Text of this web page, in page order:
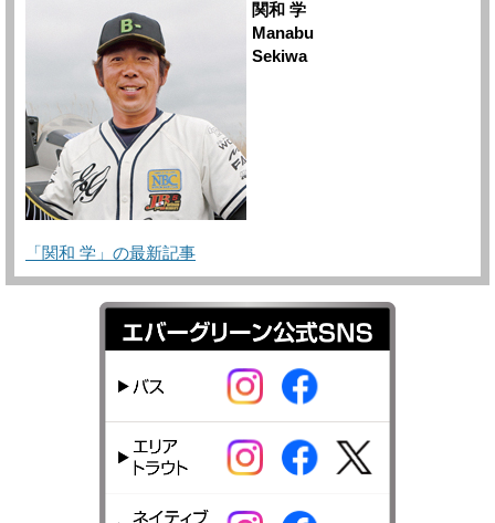
関和 学
Manabu
Sekiwa
「関和 学」の最新記事